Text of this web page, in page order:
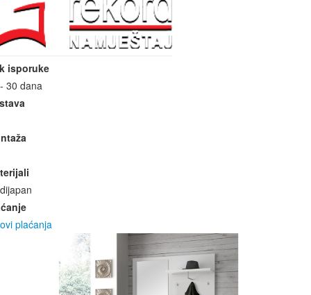
isporuke
30 dana
plaćanja